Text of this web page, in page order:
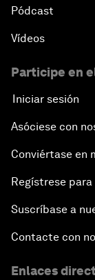
Pódcast
Vídeos
Participe en
Iniciar sesión
Asóciese con
Conviértase en
Regístrese
Suscríbase a
Contacte con
Enlaces